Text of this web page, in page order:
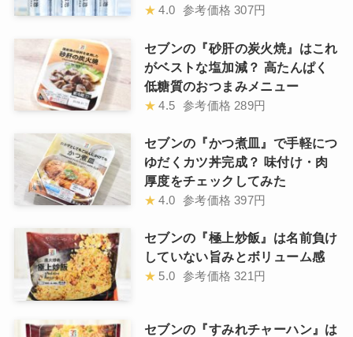
★ 4.0 参考価格 307円
セブンの『砂肝の炭火焼』はこれ
がベストな塩加減？ 高たんぱく
低糖質のおつまみメニュー
★ 4.5 参考価格 289円
セブンの『かつ煮皿』で手軽につ
ゆだくカツ丼完成？ 味付け・肉
厚度をチェックしてみた
★ 4.0 参考価格 397円
セブンの『極上炒飯』は名前負け
していない旨みとボリューム感
★ 5.0 参考価格 321円
セブンの『すみれチャーハン』は